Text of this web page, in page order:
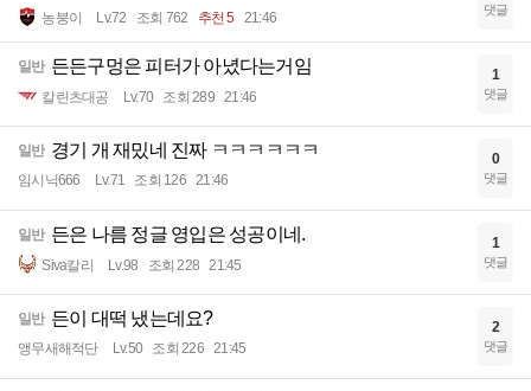
농붕이 Lv.72 조회 762 추천 5 21:46 댓글
일반 든든구멍은 피터가 아녔다는거임
칼린츠대공 Lv.70 조회 289 21:46
1
댓글
일반 경기 개 재밌네 진짜 ㅋㅋㅋㅋㅋㅋ
임시닉666 Lv.71 조회 126 21:46
0
댓글
일반 든은 나름 정글 영입은 성공이네.
Siva칼리 Lv.98 조회 228 21:45
1
댓글
일반 든이 대떡 냈는데요?
앵무새해적단 Lv.50 조회 226 21:45
2
댓글